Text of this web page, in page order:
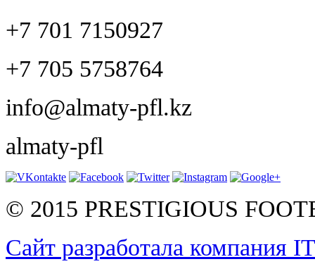
+7 701 7150927
+7 705 5758764
info@almaty-pfl.kz
almaty-pfl
© 2015 PRESTIGIOUS
Сайт разработала компания